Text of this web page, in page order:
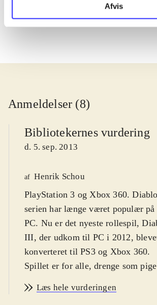
Afvis
Anmeldelser (8)
Bibliotekernes vurdering
d. 5. sep. 2013
af Henrik Schou
PlayStation 3 og Xbox 360.
serien har længe været populær på
PC. Nu er det nyeste rollespil,
III, der udkom til PC i 2012,
konverteret til PS3 og Xbox 360.
Spillet er for alle, drenge som
PEGI 16.
Læs hele vurderingen